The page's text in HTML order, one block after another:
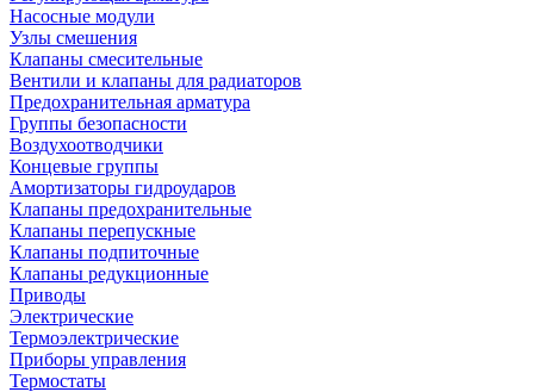
Насосные модули
Узлы смешения
Клапаны смесительные
Вентили и клапаны для радиаторов
Предохранительная арматура
Группы безопасности
Воздухоотводчики
Концевые группы
Амортизаторы гидроударов
Клапаны предохранительные
Клапаны перепускные
Клапаны подпиточные
Клапаны редукционные
Приводы
Электрические
Термоэлектрические
Приборы управления
Термостаты